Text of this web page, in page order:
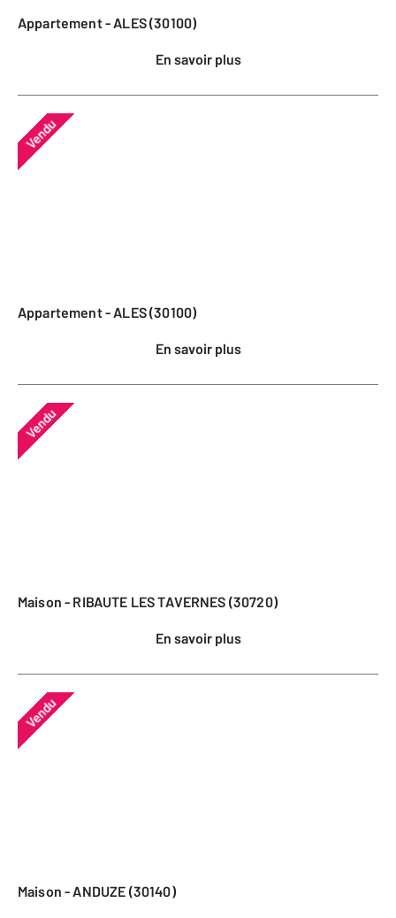
Appartement - ALES (30100)
En savoir plus
Vendu
Appartement - ALES (30100)
En savoir plus
Vendu
Maison - RIBAUTE LES TAVERNES (30720)
En savoir plus
Vendu
Maison - ANDUZE (30140)